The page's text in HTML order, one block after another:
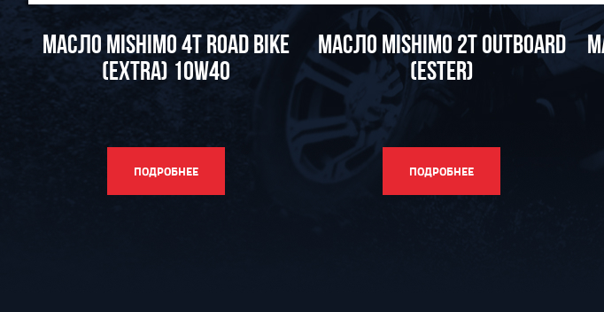
МАСЛО MISHIMO 4T ROAD BIKE
(EXTRA) 10W40
ПОДРОБНЕЕ
МАСЛО MISHIMO 2T OUTBOARD
(ESTER)
ПОДРОБНЕЕ